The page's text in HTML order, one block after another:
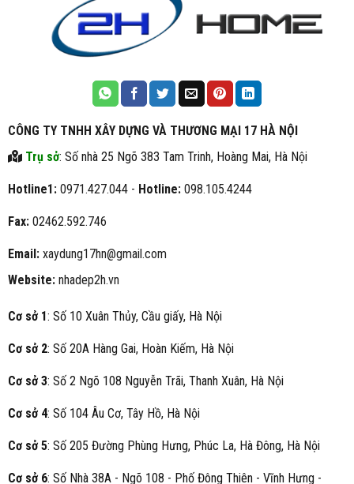
CÔNG TY TNHH XÂY DỰNG VÀ THƯƠNG MẠI 17 HÀ NỘI
Trụ sở: Số nhà 25 Ngõ 383 Tam Trinh, Hoàng Mai, Hà Nội
Hotline1:0971.427.044 - Hotline:098.105.4244
Fax:02462.592.746
Email:xaydung17hn@gmail.com
Website:nhadep2h.vn
Cơ sở 1: Số 10 Xuân Thủy, Cầu giấy, Hà Nội
Cơ sở 2: Số 20A Hàng Gai, Hoàn Kiếm, Hà Nội
Cơ sở 3: Số 2 Ngõ 108 Nguyễn Trãi, Thanh Xuân, Hà Nội
Cơ sở 4: Số 104 Âu Cơ, Tây Hồ, Hà Nội
Cơ sở 5: Số 205 Đường Phùng Hưng, Phúc La, Hà Đông, Hà Nội
Cơ sở 6: Số Nhà 38A - Ngõ 108 - Phố Đông Thiên - Vĩnh Hưng -